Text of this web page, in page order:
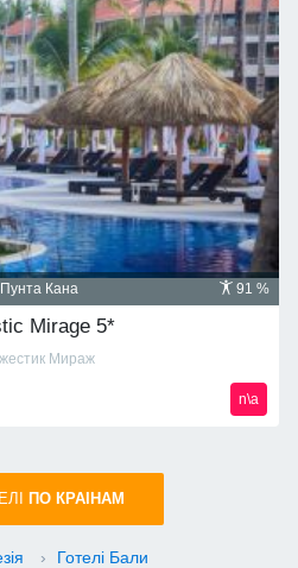
91 %
Пунта Кана
Mirage 5*
Мираж
n\a
ПО КРАIНАМ
› Готелі Бали